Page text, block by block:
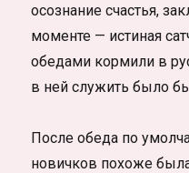
осознание счастья,
моменте — истиная
обедами кормили в
в ней служить было
После обеда по
новичков похоже